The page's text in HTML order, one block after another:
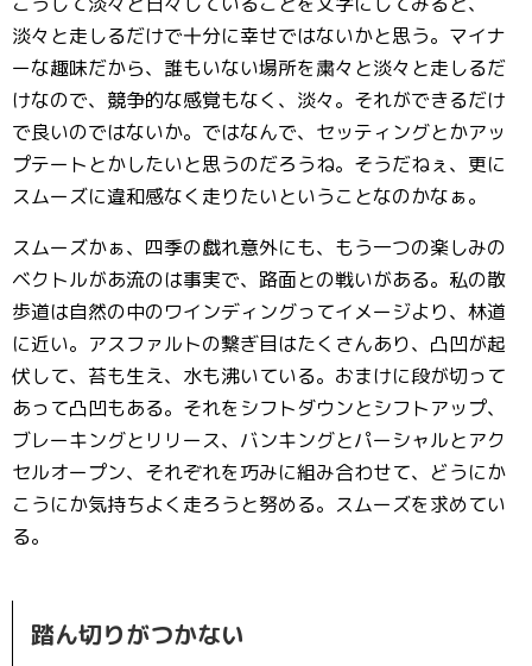
淡々と走しるだけで十分に幸せではないかと思う。マイナ
ーな趣味だから、誰もいない場所を粛々と淡々と走しるだ
けなので、競争的な感覚もなく、淡々。それができるだけ
で良いのではないか。ではなんで、セッティングとかアッ
プテートとかしたいと思うのだろうね。そうだねぇ、更に
スムーズに違和感なく走りたいということなのかなぁ。
スムーズかぁ、四季の戯れ意外にも、もう一つの楽しみの
ベクトルがあ流のは事実で、路面との戦いがある。私の散
歩道は自然の中のワインディングってイメージより、林道
に近い。アスファルトの繋ぎ目はたくさんあり、凸凹が起
伏して、苔も生え、水も沸いている。おまけに段が切って
あって凸凹もある。それをシフトダウンとシフトアップ、
ブレーキングとリリース、バンキングとパーシャルとアク
セルオープン、それぞれを巧みに組み合わせて、どうにか
こうにか気持ちよく走ろうと努める。スムーズを求めてい
る。
踏ん切りがつかない